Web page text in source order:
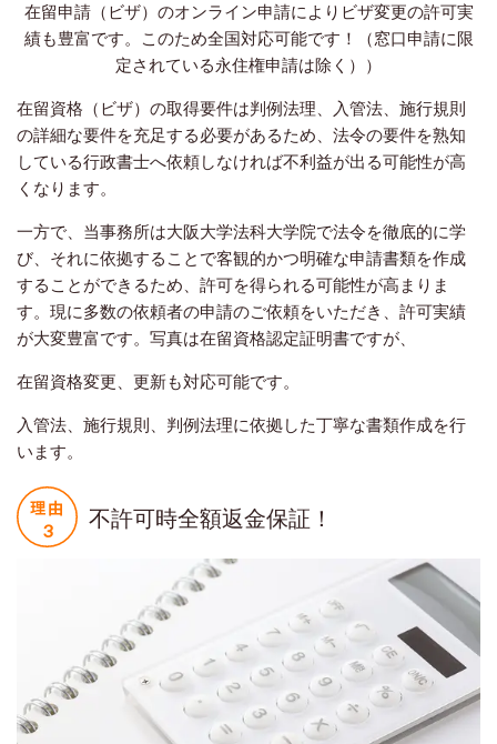
在留申請（ビザ）のオンライン申請によりビザ変更の許可実
績も豊富です。このため全国対応可能です！（窓口申請に限
定されている永住権申請は除く））
在留資格（ビザ）の取得要件は判例法理、入管法、施行規則
の詳細な要件を充足する必要があるため、法令の要件を熟知
している行政書士へ依頼しなければ不利益が出る可能性が高
くなります。
一方で、当事務所は大阪大学法科大学院で法令を徹底的に学
び、それに依拠することで客観的かつ明確な申請書類を作成
することができるため、許可を得られる可能性が高まりま
す。現に多数の依頼者の申請のご依頼をいただき、許可実績
が大変豊富です。写真は在留資格認定証明書ですが、
在留資格変更、更新も対応可能です。
入管法、施行規則、判例法理に依拠した丁寧な書類作成を行
います。
不許可時全額返金保証！